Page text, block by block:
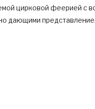
цирковой феерией с
дающими